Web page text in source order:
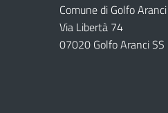
Comune di Golfo Aranci
Via Libertà 74
07020 Golfo Aranci SS